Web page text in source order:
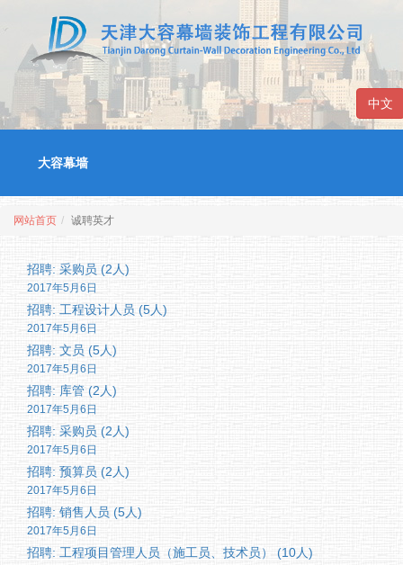
中文
大容幕墙
网站首页 诚聘英才
招聘: 采购员 (2人)
2017年5月6日
招聘: 工程设计人员 (5人)
2017年5月6日
招聘: 文员 (5人)
2017年5月6日
招聘: 库管 (2人)
2017年5月6日
招聘: 采购员 (2人)
2017年5月6日
招聘: 预算员 (2人)
2017年5月6日
招聘: 销售人员 (5人)
2017年5月6日
招聘: 工程项目管理人员（施工员、技术员） (10人)